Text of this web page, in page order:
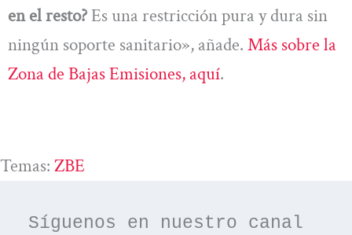
en el resto?Es una restricción pura y dura sin
ningún soporte sanitario», añade. Más sobre la
Zona de Bajas Emisiones, aquí.
Temas: ZBE
Síguenos en nuestro canal